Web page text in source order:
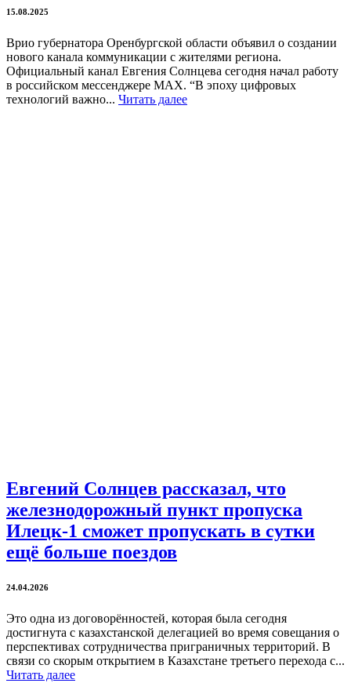
15.08.2025
Врио губернатора Оренбургской области объявил о создании
нового канала коммуникации с жителями региона.
Официальный канал Евгения Солнцева сегодня начал работу
в российском мессенджере MAX. “В эпоху цифровых
технологий важно... Читать далее
Евгений Солнцев рассказал, что
железнодорожный пункт пропуска
Илецк-1 сможет пропускать в сутки
ещё больше поездов
24.04.2026
Это одна из договорённостей, которая была сегодня
достигнута с казахстанской делегацией во время совещания о
перспективах сотрудничества приграничных территорий. В
связи со скорым открытием в Казахстане третьего перехода с...
Читать далее